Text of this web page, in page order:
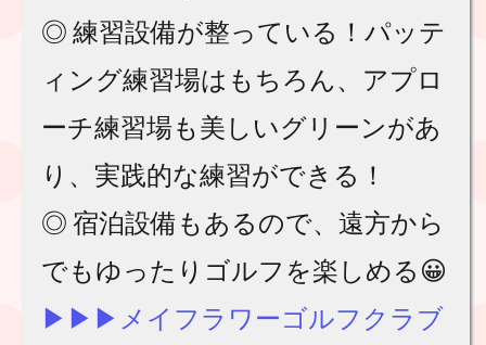
◎ 練習設備が整っている！パッテ
ィング練習場はもちろん、アプロ
ーチ練習場も美しいグリーンがあ
り、実践的な練習ができる！
◎ 宿泊設備もあるので、遠方から
でもゆったりゴルフを楽しめる😀
▶︎▶︎▶︎メイフラワーゴルフクラブ